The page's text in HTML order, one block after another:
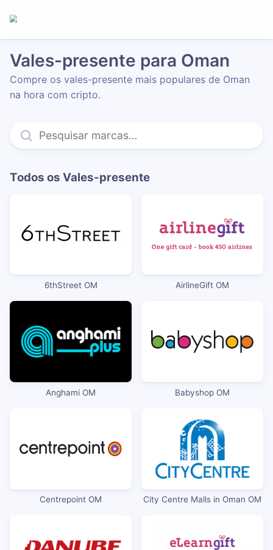
Vales-presente para Oman
Compre os vales-presente mais populares de Oman
na hora com cripto.
Todos os Vales-presente
6thStreet OM AirlineGift OM
Anghami OM Babyshop OM
Centrepoint OM City Centre Malls in Oman OM